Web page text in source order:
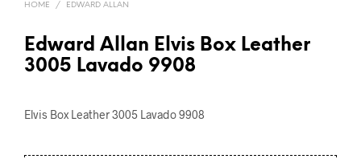
HOME / EDWARD ALLAN
Edward Allan Elvis Box Leather
3005 Lavado 9908
Elvis Box Leather 3005 Lavado 9908